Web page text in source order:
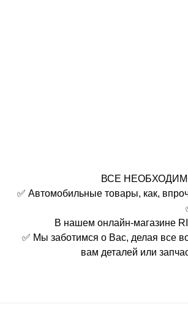
ВСЕ
✅ Автомобильные товары, как,
В нашем онлайн-магазине
✅ Мы заботимся о Вас, делая все
вам деталей или